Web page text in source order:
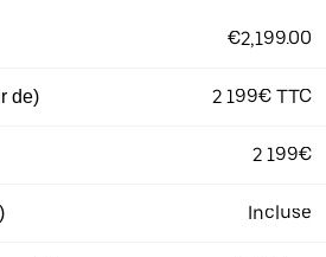
€2,199.00
de) 2 199€ TTC
2 199€
Incluse